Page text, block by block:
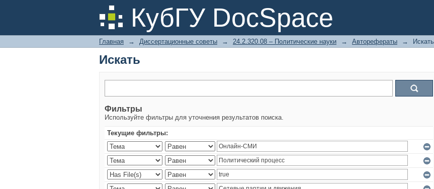
КубГУ DocSpace
Искать
Главная → Диссертационные советы → 24.2.320.08 – Политические науки → Авторефераты → Искать
Искать
Фильтры
Используйте фильтры для уточнения результатов поиска.
Текущие фильтры: